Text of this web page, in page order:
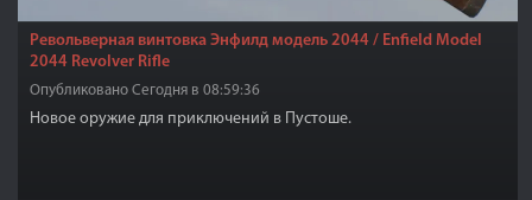
Револьверная винтовка Энфилд модель 2044 / Enfield Model
2044 Revolver Rifle
Опубликовано Сегодня в 08:59:36
Новое оружие для приключений в Пустоше.